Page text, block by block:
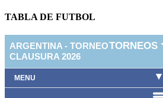
TABLA DE FUTBOL